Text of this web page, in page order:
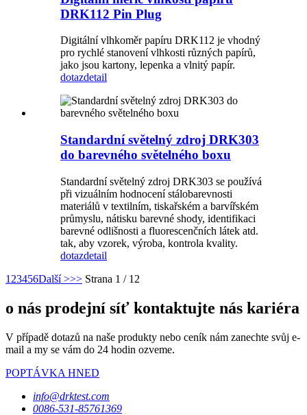
DRK112 Pin Plug
Digitální vlhkoměr papíru DRK112 je vhodný
pro rychlé stanovení vlhkosti různých papírů,
jako jsou kartony, lepenka a vlnitý papír.
dotazdetail
Standardní světelný zdroj DRK303
do barevného světelného boxu
Standardní světelný zdroj DRK303 se používá
při vizuálním hodnocení stálobarevnosti
materiálů v textilním, tiskařském a barvířském
průmyslu, nátisku barevné shody, identifikaci
barevné odlišnosti a fluorescenčních látek atd.
tak, aby vzorek, výroba, kontrola kvality.
dotazdetail
1 23456Další >>> Strana 1 / 12
o nás prodejní síť kontaktujte nás kariéra
V případě dotazů na naše produkty nebo ceník nám zanechte svůj e-
mail a my se vám do 24 hodin ozveme.
POPTÁVKA HNED
info@drktest.com
0086-531-85761369